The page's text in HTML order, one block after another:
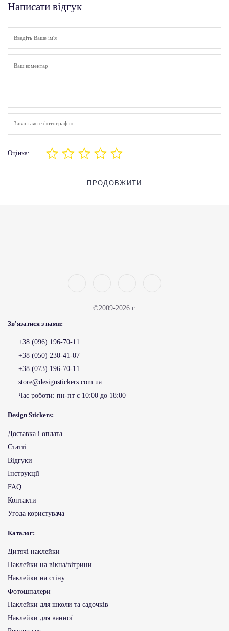
Написати відгук
Завантажте фотографію
Оцінка:
ПРОДОВЖИТИ
©2009-2026 г.
Зв'язатися з нами:
+38 (096) 196-70-11
+38 (050) 230-41-07
+38 (073) 196-70-11
store@designstickers.com.ua
Час роботи: пн-пт с 10:00 до 18:00
Design Stickers:
Доставка і оплата
Статті
Відгуки
Інструкції
FAQ
Контакти
Угода користувача
Каталог:
Дитячі наклейки
Наклейки на вікна/вітрини
Наклейки на стіну
Фотошпалери
Наклейки для школи та садочків
Наклейки для ванної